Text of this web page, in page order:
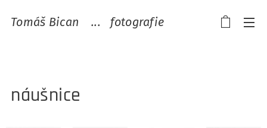
Tomáš Bican ... fotografie
náušnice